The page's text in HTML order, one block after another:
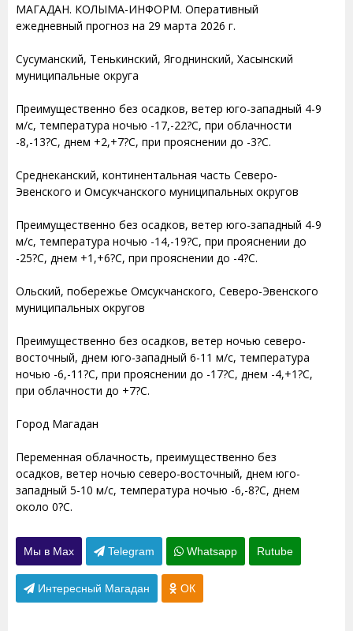
МАГАДАН. КОЛЫМА-ИНФОРМ. Оперативный
ежедневный прогноз на 29 марта 2026 г.
Сусуманский, Тенькинский, Ягоднинский, Хасынский
муниципальные округа
Преимущественно без осадков, ветер юго-западный 4-9
м/с, температура ночью -17,-22?С, при облачности
-8,-13?С, днем +2,+7?С, при прояснении до -3?С.
Среднеканский, континентальная часть Северо-
Эвенского и Омсукчанского муниципальных округов
Преимущественно без осадков, ветер юго-западный 4-9
м/с, температура ночью -14,-19?С, при прояснении до
-25?С, днем +1,+6?С, при прояснении до -4?С.
Ольский, побережье Омсукчанского, Северо-Эвенского
муниципальных округов
Преимущественно без осадков, ветер ночью северо-
восточный, днем юго-западный 6-11 м/с, температура
ночью -6,-11?С, при прояснении до -17?С, днем -4,+1?С,
при облачности до +7?С.
Город Магадан
Переменная облачность, преимущественно без
осадков, ветер ночью северо-восточный, днем юго-
западный 5-10 м/с, температура ночью -6,-8?С, днем
около 0?С.
Мы в Max Telegram Whatsapp Rutube
Интересный Магадан ОК